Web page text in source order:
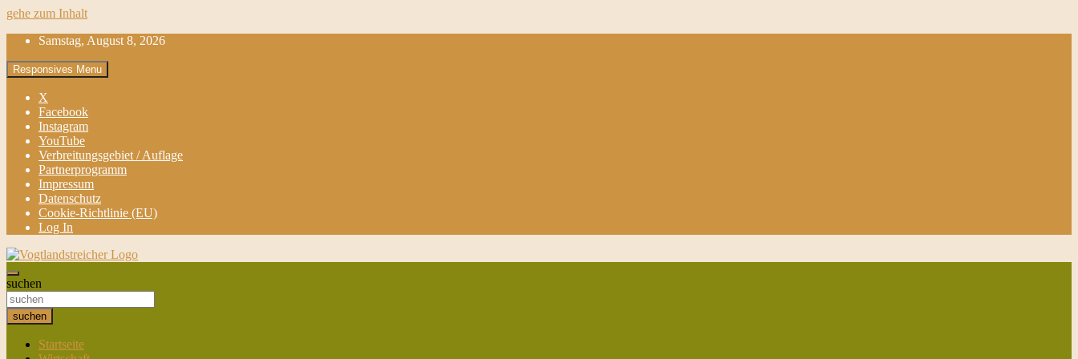
gehe zum Inhalt
Samstag, August 8, 2026
Responsives Menu
X
Facebook
Instagram
YouTube
Verbreitungsgebiet / Auflage
Partnerprogramm
Impressum
Datenschutz
Cookie-Richtlinie (EU)
Log In
Vogtlandstreicher
aktuell & mittendrin
suchen
suchen
Startseite